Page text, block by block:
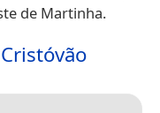
de Martinha.